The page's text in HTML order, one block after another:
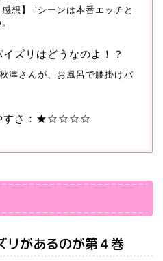
感想】Hシーンは本番エッチと
ズリはどうなのよ！？
津さんが、お風呂で腰掛けパ
やすさ：★☆☆☆☆
リがあるのが第４巻